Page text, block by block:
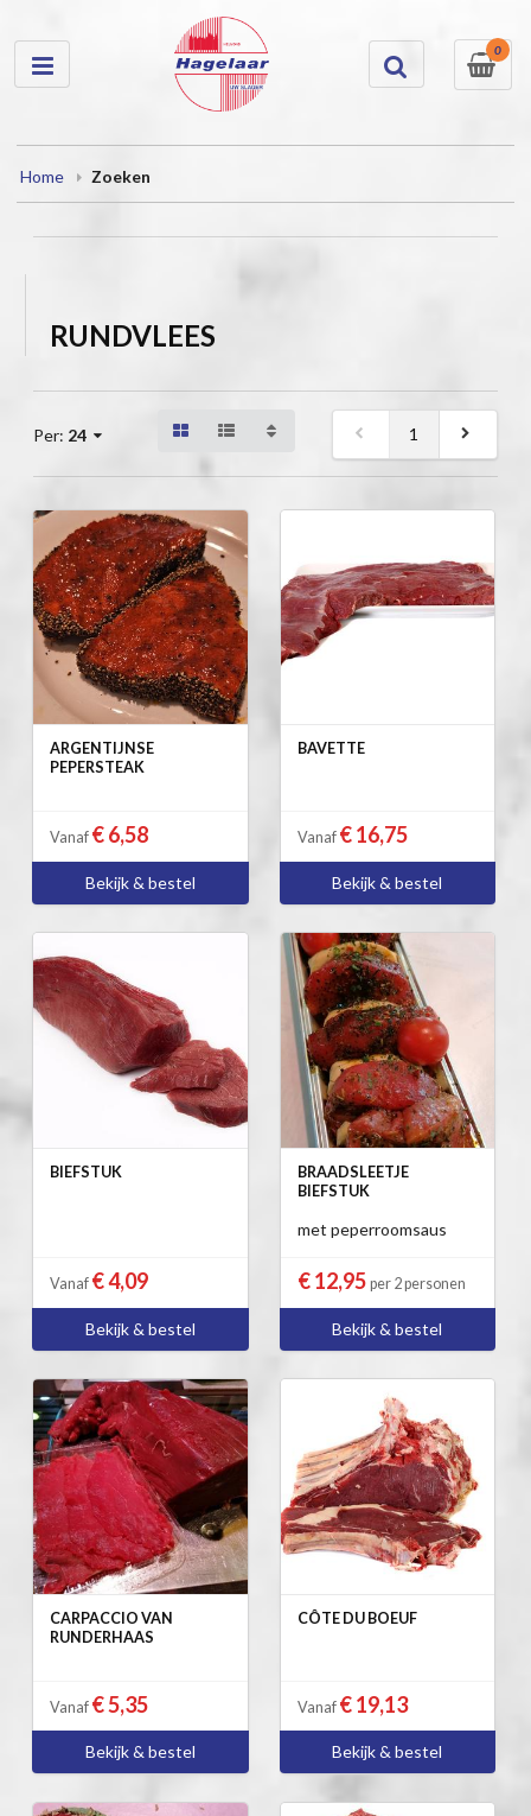
0
Home Zoeken
RUNDVLEES
Per: 24 1
ARGENTIJNSE
PEPERSTEAK
Vanaf € 6,58
Bekijk & bestel
BAVETTE
Vanaf € 16,75
Bekijk & bestel
BIEFSTUK
Vanaf € 4,09
Bekijk & bestel
BRAADSLEETJE
BIEFSTUK
met peperroomsaus
€ 12,95 per 2 personen
Bekijk & bestel
CARPACCIO VAN
RUNDERHAAS
Vanaf € 5,35
Bekijk & bestel
CÔTE DU BOEUF
Vanaf € 19,13
Bekijk & bestel